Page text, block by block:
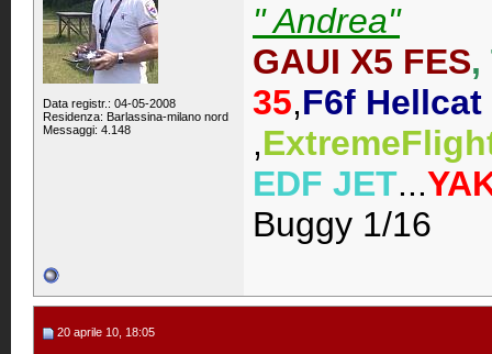
Data registr.: 04-05-2008
Residenza: Barlassina-milano nord
Messaggi: 4.148
" Andrea"
GAUI X5 FES,
35,F6f Hellcat
,
EDF JET...
Buggy 1/16
20 aprile 10, 18:05